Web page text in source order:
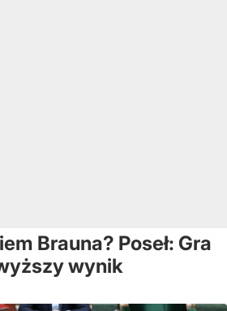
Brauna? Poseł: Gra
wynik